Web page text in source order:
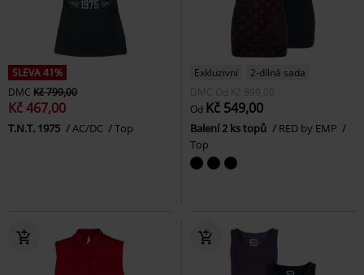
SLEVA 41%
DMC Kč 799,00
Kč 467,00
T.N.T. 1975 AC/DC Top
Exkluzivní
2-dílná sada
DMC Od Kč 899,00
Od Kč 549,00
Balení 2 ks topů
RED by EMP
Top